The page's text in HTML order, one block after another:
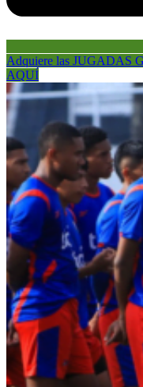
Adquiere las JUGADAS
AQUÍ